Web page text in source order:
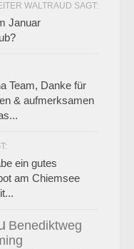
WALTRAUD SAGT:
Januar
Team, Danke für
& aufmerksamen
ein gutes
am Chiemsee
Benediktweg